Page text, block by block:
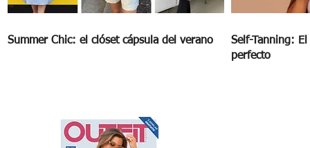
Summer Chic: el clóset cápsula del verano
Self-Tanning:
perfecto